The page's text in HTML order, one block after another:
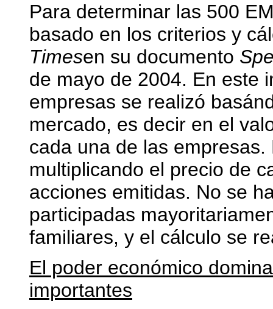
Para determinar las 500
basado en los criterios y
Timesen su documento
de mayo de 2004. En este
empresas se realizó
mercado, es decir en el
cada una de las
multiplicando el precio de
acciones emitidas. No se
participadas
familiares, y el cálculo se
El poder económico
importantes